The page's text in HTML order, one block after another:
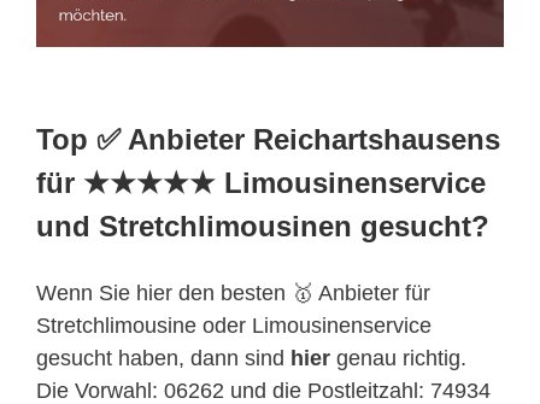
Top ✅ Anbieter Reichartshausens
für ★★★★★ Limousinenservice
und Stretchlimousinen gesucht?
Wenn Sie hier den besten 🥇 Anbieter für
Stretchlimousine oder Limousinenservice
gesucht haben, dann sind hier genau richtig.
Die Vorwahl: 06262 und die Postleitzahl: 74934